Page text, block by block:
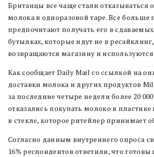
Британцы все чаще стали отказываться
молока в одноразовой таре. Все больше
предпочитают получать его в
бутылках, которые идут не в
возвращаются магазину и
Как сообщает Daily Mail со ссылкой на
доставки молока и других продуктов
за последние четыре недели более 20
отказались покупать молоко в пластике
в стекле, которое ритейлер принимает
Согласно данным внутреннего опроса
16% респондентов ответили, что